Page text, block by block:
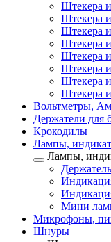
Штекера
Штекера
Штекера
Штекера
Штекера
Штекера
Штекера
Штекера
Вольтметры,
Держатели для
Крокодилы
Лампы,
Лампы,
Мини
Микрофоны,
Шнуры